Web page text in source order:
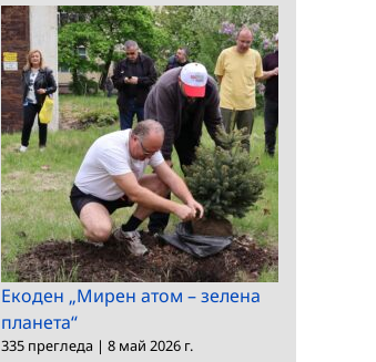
Екоден „Мирен атом – зелена
планета“
335 прегледа | 8 май 2026 г.